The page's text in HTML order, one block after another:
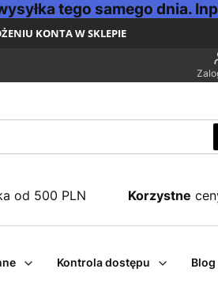
tego samego dnia.
KONTA W SKLEPIE
od 500 PLN Korzystne
Kontrola dostępu Blog